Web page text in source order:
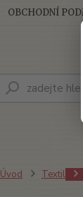
OBCHODNÍ
Úvod Textil